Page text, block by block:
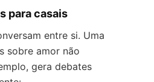
para casais
entre si. Uma
sobre amor não
gera debates